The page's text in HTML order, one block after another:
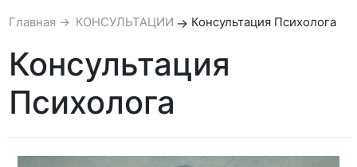
Главная → КОНСУЛЬТАЦИИ → Консультация Психолога
Консультация
Психолога